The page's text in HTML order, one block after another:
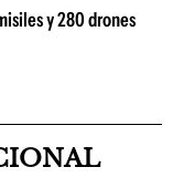
y 280 drones